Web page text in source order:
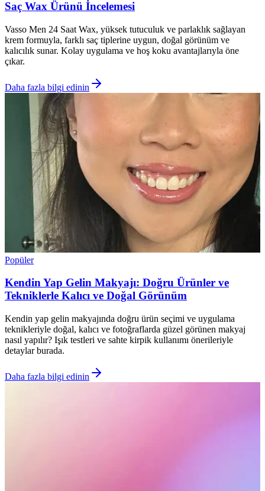
Saç Wax Ürünü İncelemesi
Vasso Men 24 Saat Wax, yüksek tutuculuk ve parlaklık sağlayan
krem formuyla, farklı saç tiplerine uygun, doğal görünüm ve
kalıcılık sunar. Kolay uygulama ve hoş koku avantajlarıyla öne
çıkar.
Daha fazla bilgi edinin
Popüler
Kendin Yap Gelin Makyajı: Doğru Ürünler ve
Tekniklerle Kalıcı ve Doğal Görünüm
Kendin yap gelin makyajında doğru ürün seçimi ve uygulama
teknikleriyle doğal, kalıcı ve fotoğraflarda güzel görünen makyaj
nasıl yapılır? Işık testleri ve sahte kirpik kullanımı önerileriyle
detaylar burada.
Daha fazla bilgi edinin